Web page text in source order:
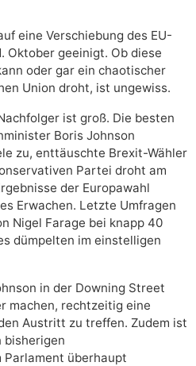
eine Verschiebung des EU-
Oktober geeinigt. Ob diese
oder gar ein chaotischer
Union droht, ist ungewiss.
ist groß. Die besten
Boris Johnson
zu, enttäuschte Brexit-Wähler
Partei droht am
der Europawahl
Erwachen. Letzte Umfragen
Nigel Farage bei knapp 40
dümpelten im einstelligen
in der Downing Street
machen, rechtzeitig eine
Austritt zu treffen. Zudem ist
bisherigen
überhaupt